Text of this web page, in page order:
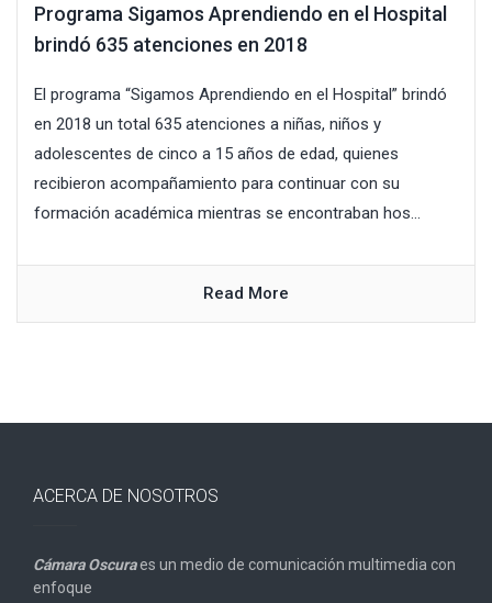
Programa Sigamos Aprendiendo en el Hospital
brindó 635 atenciones en 2018
El programa “Sigamos Aprendiendo en el Hospital” brindó
en 2018 un total 635 atenciones a niñas, niños y
adolescentes de cinco a 15 años de edad, quienes
recibieron acompañamiento para continuar con su
formación académica mientras se encontraban hos...
Read More
ACERCA DE NOSOTROS
Cámara Oscuraes un medio de comunicación multimedia con
enfoque